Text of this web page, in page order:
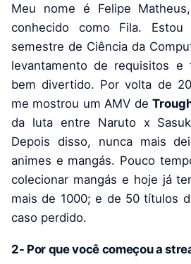
Meu nome é Felipe
conhecido como Fila.
semestre de Ciência da
levantamento de requisitos e
bem divertido. Por volta de
me mostrou um AMV de
da luta entre Naruto x
Depois disso, nunca mais
animes e mangás. Pouco
colecionar mangás e hoje já
mais de 1000; e de 50 títulos
caso perdido.
2- Por que você começou a